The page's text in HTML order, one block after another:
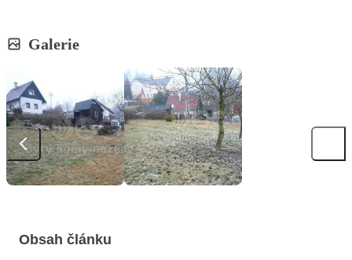
Galerie
Obsah článku